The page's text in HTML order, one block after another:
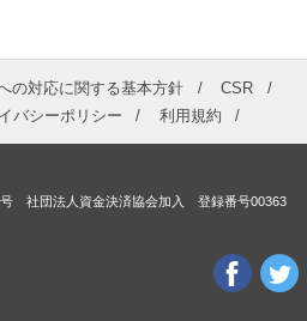
の対応に関する基本方針
CSR
バシーポリシー 利用規約
社団法人資金決済協会加入 登録番号00363